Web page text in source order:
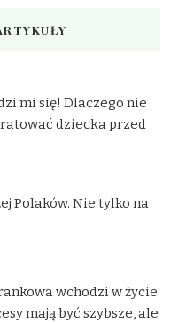
mi się! Dlaczego nie
dziecka przed
Polaków. Nie tylko na
wchodzi w życie
mają być szybsze, ale